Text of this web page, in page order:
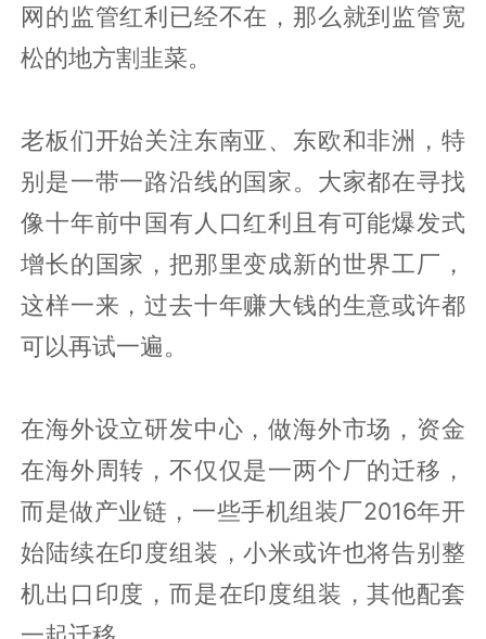
网的监管红利已经不在，那么就到监管宽
松的地方割韭菜。
老板们开始关注东南亚、东欧和非洲，特
别是一带一路沿线的国家。大家都在寻找
像十年前中国有人口红利且有可能爆发式
增长的国家，把那里变成新的世界工厂，
这样一来，过去十年赚大钱的生意或许都
可以再试一遍。
在海外设立研发中心，做海外市场，资金
在海外周转，不仅仅是一两个厂的迁移，
而是做产业链，一些手机组装厂2016年开
始陆续在印度组装，小米或许也将告别整
机出口印度，而是在印度组装，其他配套